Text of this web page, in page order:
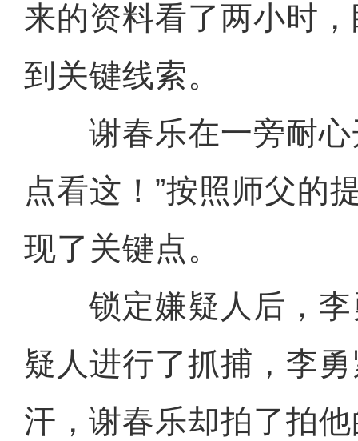
来的资料看了两小时
到关键线索。
谢春乐在一旁耐心
点看这！”按照师父的
现了关键点。
锁定嫌疑人后，李
疑人进行了抓捕，李
汗，谢春乐却拍了拍